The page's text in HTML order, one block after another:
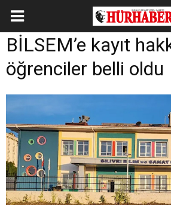
BİLSEM’e kayıt
öğrenciler belli oldu